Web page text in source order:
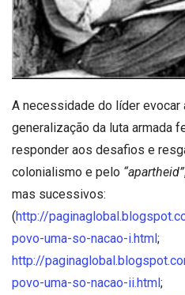
A necessidade do líder evocar
generalização da luta armada
responder aos desafios e
colonialismo e pelo “apartheid”
mas sucessivos:
(http://
povo-uma-so-nacao-i.html;
http://
povo-uma-so-nacao-ii.html;